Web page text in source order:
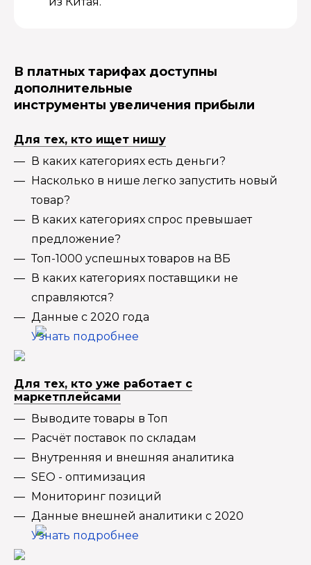
В платных тарифах доступны
дополнительные
инструменты увеличения прибыли
Для тех, кто ищет нишу
В каких категориях есть деньги?
Насколько в нише легко запустить новый
товар?
В каких категориях спрос превышает
предложение?
Топ-1000 успешных товаров на ВБ
В каких категориях поставщики не
справляются?
Данные с 2020 года
Узнать подробнее
Для тех, кто уже работает с
маркетплейсами
Выводите товары в Топ
Расчёт поставок по складам
Внутренняя и внешняя аналитика
SEO - оптимизация
Мониторинг позиций
Данные внешней аналитики с 2020
Узнать подробнее